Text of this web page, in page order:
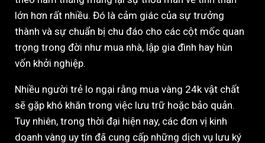
lớn hơn rất nhiều. Đó là cảm giác của sự trưởng
thành và sự chuẩn bị chu đáo cho các cột mốc quan
trọng trong đời như mua nhà, lập gia đình hay hùn
vốn khởi nghiệp.
Nhiều người trẻ lo ngại rằng mua vàng 24k vật chất
sẽ gặp khó khăn trong việc lưu trữ hoặc bảo quản.
Tuy nhiên, trong thời đại hiện nay, các đơn vị kinh
doanh vàng uy tín đã cung cấp những dịch vụ lưu ký